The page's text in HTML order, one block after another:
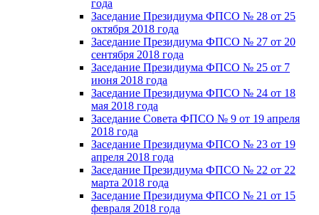
года
Заседание Президиума ФПСО № 28 от 25
октября 2018 года
Заседание Президиума ФПСО № 27 от 20
сентября 2018 года
Заседание Президиума ФПСО № 25 от 7
июня 2018 года
Заседание Президиума ФПСО № 24 от 18
мая 2018 года
Заседание Совета ФПСО № 9 от 19 апреля
2018 года
Заседание Президиума ФПСО № 23 от 19
апреля 2018 года
Заседание Президиума ФПСО № 22 от 22
марта 2018 года
Заседание Президиума ФПСО № 21 от 15
февраля 2018 года